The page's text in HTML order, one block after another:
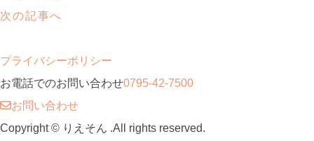
次の記事へ
プライバシーポリシー
お電話でのお問い合わせ0795-42-7500
お問い合わせ
Copyright © りえそん .All rights reserved.